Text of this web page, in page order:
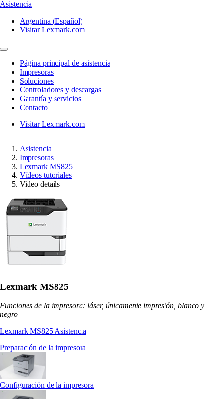
Asistencia
Argentina (Español)
Visitar Lexmark.com
Página principal de asistencia
Impresoras
Soluciones
Controladores y descargas
Garantía y servicios
Contacto
Visitar Lexmark.com
Asistencia
Impresoras
Lexmark MS825
Vídeos tutoriales
Video details
Lexmark MS825
Funciones de la impresora: láser, únicamente impresión, blanco y
negro
Lexmark MS825 Asistencia
Preparación de la impresora
Configuración de la impresora